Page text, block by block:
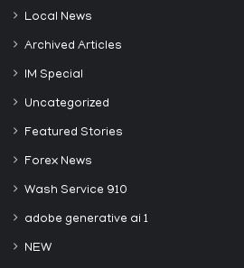
Local News
Archived Articles
IM Special
Uncategorized
Featured Stories
Forex News
Wash Service 910
adobe generative ai 1
NEW